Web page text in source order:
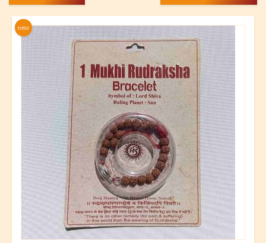
NEW